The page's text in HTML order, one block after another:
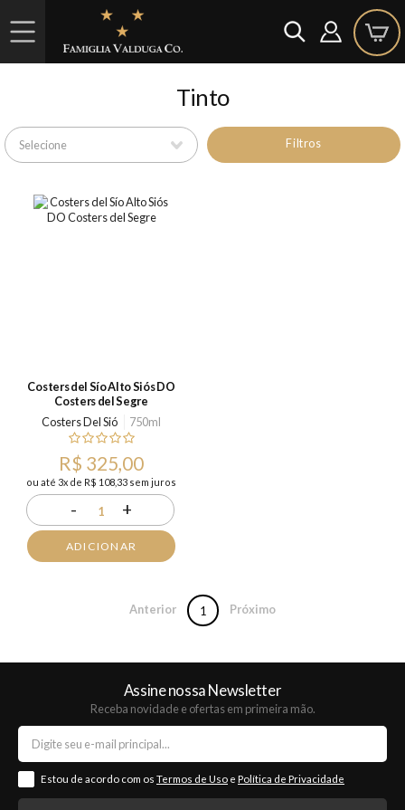
Tinto
Filtros
Costers del Sío Alto Siós DO
Costers del Segre
Costers Del Sió
750ml
R$ 325,00
ou até 3x de R$ 108,33 sem juros
- 1 +
ADICIONAR
Anterior 1 Próximo
Assine nossa Newsletter
Receba novidade e ofertas em primeira mão.
Estou de acordo com os Termos de Uso e Política de Privacidade